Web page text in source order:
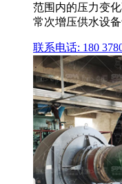
范围内的压力变
常次增压供水设
联系电话: 180